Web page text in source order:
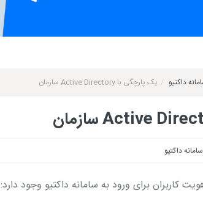
داکتیو / یک پارچگی با Active Directory سازمان
داکتیو
کاربران برای ورود به سامانه داکتیو وجود دارد: